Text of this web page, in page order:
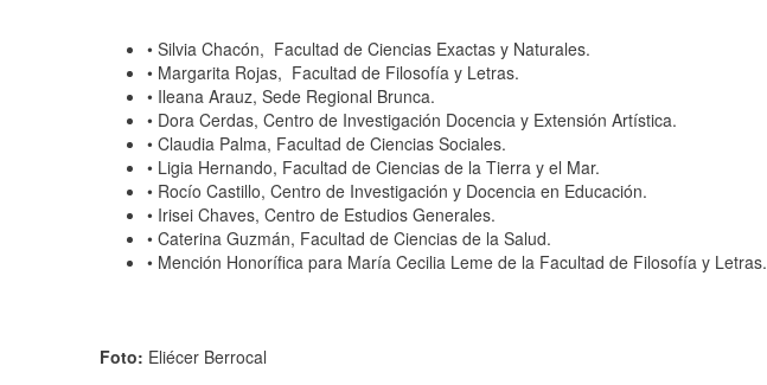
• Silvia Chacón, Facultad de Ciencias Exactas y Naturales.
• Margarita Rojas, Facultad de Filosofía y Letras.
• Ileana Arauz, Sede Regional Brunca.
• Dora Cerdas, Centro de Investigación Docencia y Extensión Artística.
• Claudia Palma, Facultad de Ciencias Sociales.
• Ligia Hernando, Facultad de Ciencias de la Tierra y el Mar.
• Rocío Castillo, Centro de Investigación y Docencia en Educación.
• Irisei Chaves, Centro de Estudios Generales.
• Caterina Guzmán, Facultad de Ciencias de la Salud.
• Mención Honorífica para María Cecilia Leme de la Facultad de Filosofía y Letras.
Foto: Eliécer Berrocal